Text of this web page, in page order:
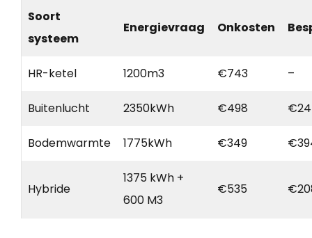
Soort
systeem
Energievraag Onkosten
HR-ketel 1200m3 €743 –
Buitenlucht 2350kWh €498
Bodemwarmte 1775kWh €349
Hybride
1375 kWh +
600 M3
€535